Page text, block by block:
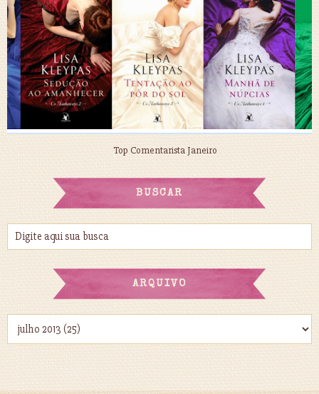
Top Comentarista Janeiro
BUSCAR
ARQUIVO